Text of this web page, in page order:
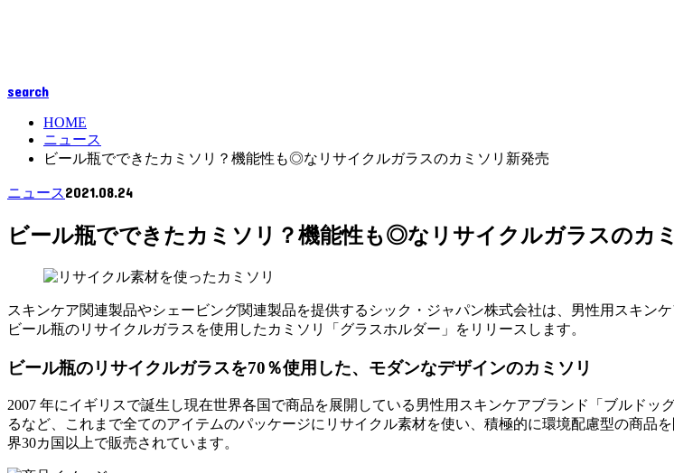
search
HOME
ニュース
ビール瓶でできたカミソリ？機能性も◎なリサイクルガラスのカミソリ新発売
ニュース2021.08.24
ビール瓶でできたカミソリ？機能性も◎なリサイクルガラスのカ
スキンケア関連製品やシェービング関連製品を提供するシック・ジャパン株式会社は、男性用スキン
ビール瓶のリサイクルガラスを使用したカミソリ「グラスホルダー」をリリースします。
ビール瓶のリサイクルガラスを70％使用した、モダンなデザインのカミソリ
2007 年にイギリスで誕生し現在世界各国で商品を展開している男性用スキンケアブランド「ブルド
るなど、これまで全てのアイテムのパッケージにリサイクル素材を使い、積極的に環境配慮型の商
界30カ国以上で販売されています。